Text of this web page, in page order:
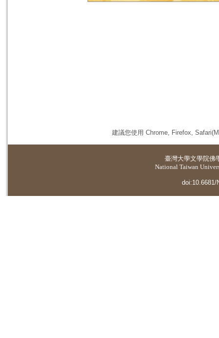
建議您使用 Chrome, Firefox,
臺灣大學文學院佛
National Taiwan
doi:10.6681/